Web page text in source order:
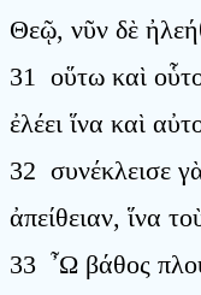
Θεῷ, νῦν δὲ
31 οὕτω καὶ
ἐλέει ἵνα καὶ
32 συνέκλεισε
ἀπείθειαν, ἵνα
33 ῏Ω βάθος